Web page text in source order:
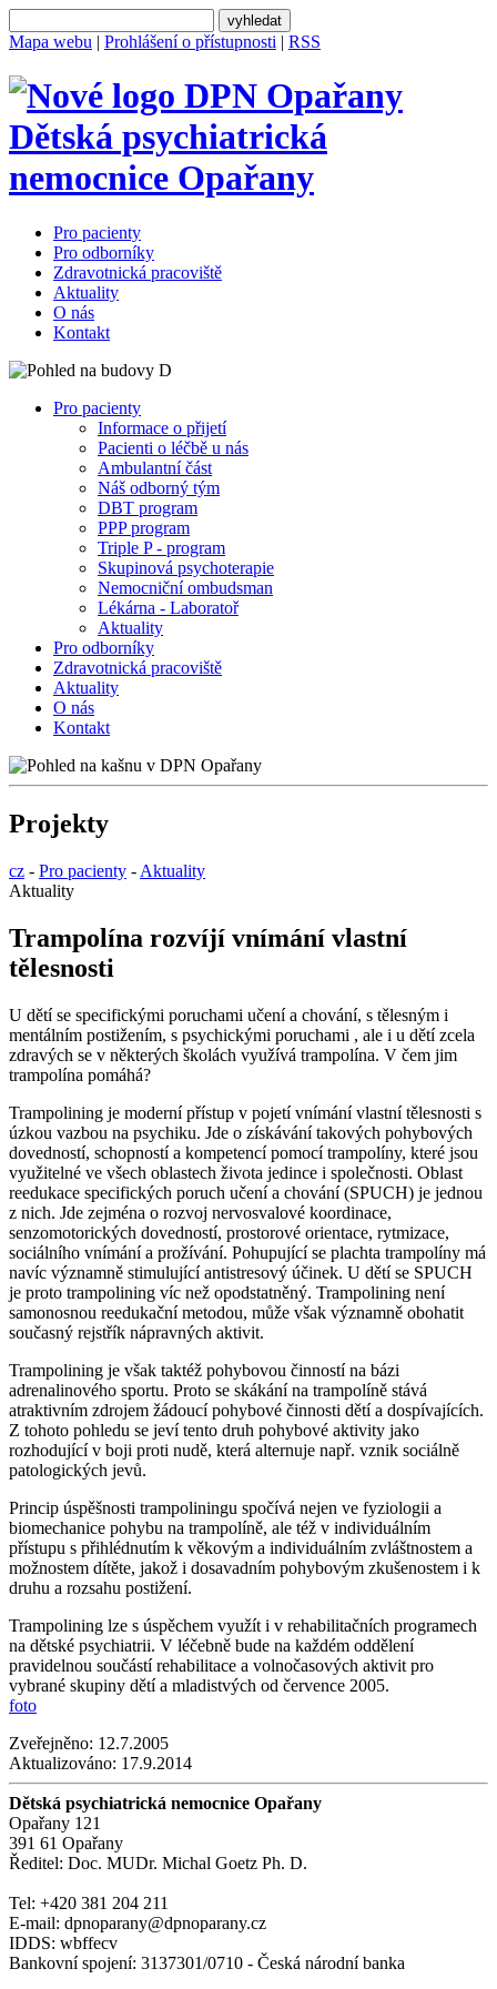
Mapa webu | Prohlášení o přístupnosti | RSS
Dětská psychiatrická
nemocnice Opařany
Pro pacienty
Pro odborníky
Zdravotnická pracoviště
Aktuality
O nás
Kontakt
Pro pacienty
Informace o přijetí
Pacienti o léčbě u nás
Ambulantní část
Náš odborný tým
DBT program
PPP program
Triple P - program
Skupinová psychoterapie
Nemocniční ombudsman
Lékárna - Laboratoř
Aktuality
Pro odborníky
Zdravotnická pracoviště
Aktuality
O nás
Kontakt
Projekty
cz - Pro pacienty - Aktuality
Aktuality
Trampolína rozvíjí vnímání vlastní
tělesnosti
U dětí se specifickými poruchami učení a chování, s tělesným i
mentálním postižením, s psychickými poruchami , ale i u dětí zcela
zdravých se v některých školách využívá trampolína. V čem jim
trampolína pomáhá?
Trampolining je moderní přístup v pojetí vnímání vlastní tělesnosti s
úzkou vazbou na psychiku. Jde o získávání takových pohybových
dovedností, schopností a kompetencí pomocí trampolíny, které jsou
využitelné ve všech oblastech života jedince i společnosti. Oblast
reedukace specifických poruch učení a chování (SPUCH) je jednou
z nich. Jde zejména o rozvoj nervosvalové koordinace,
senzomotorických dovedností, prostorové orientace, rytmizace,
sociálního vnímání a prožívání. Pohupující se plachta trampolíny má
navíc významně stimulující antistresový účinek. U dětí se SPUCH
je proto trampolining víc než opodstatněný. Trampolining není
samonosnou reedukační metodou, může však významně obohatit
současný rejstřík nápravných aktivit.
Trampolining je však taktéž pohybovou činností na bázi
adrenalinového sportu. Proto se skákání na trampolíně stává
atraktivním zdrojem žádoucí pohybové činnosti dětí a dospívajících.
Z tohoto pohledu se jeví tento druh pohybové aktivity jako
rozhodující v boji proti nudě, která alternuje např. vznik sociálně
patologických jevů.
Princip úspěšnosti trampoliningu spočívá nejen ve fyziologii a
biomechanice pohybu na trampolíně, ale též v individuálním
přístupu s přihlédnutím k věkovým a individuálním zvláštnostem a
možnostem dítěte, jakož i dosavadním pohybovým zkušenostem i k
druhu a rozsahu postižení.
Trampolining lze s úspěchem využít i v rehabilitačních programech
na dětské psychiatrii. V léčebně bude na každém oddělení
pravidelnou součástí rehabilitace a volnočasových aktivit pro
vybrané skupiny dětí a mladistvých od července 2005.
foto
Zveřejněno: 12.7.2005
Aktualizováno: 17.9.2014
Dětská psychiatrická nemocnice Opařany
Opařany 121
391 61 Opařany
Ředitel: Doc. MUDr. Michal Goetz Ph. D.
Tel: +420 381 204 211
E-mail: dpnoparany@dpnoparany.cz
IDDS: wbffecv
Bankovní spojení: 3137301/0710 - Česká národní banka